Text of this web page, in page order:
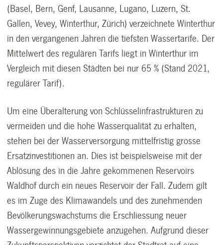
(Basel, Bern, Genf, Lausanne, Lugano, Luzern, St.
Gallen, Vevey, Winterthur, Zürich) verzeichnete Winterthur
in den vergangenen Jahren die tiefsten Wassertarife. Der
Mittelwert des regulären Tarifs liegt in Winterthur im
Vergleich mit diesen Städten bei nur 65 % (Stand 2021,
regulärer Tarif).
Um eine Überalterung von Schlüsselinfrastrukturen zu
vermeiden und die hohe Wasserqualität zu erhalten,
stehen bei der Wasserversorgung mittelfristig grosse
Ersatzinvestitionen an. Dies ist beispielsweise mit der
Ablösung des in die Jahre gekommenen Reservoirs
Waldhof durch ein neues Reservoir der Fall. Zudem gilt
es im Zuge des Klimawandels und des zunehmenden
Bevölkerungswachstums die Erschliessung neuer
Wassergewinnungsgebiete anzugehen. Aufgrund dieser